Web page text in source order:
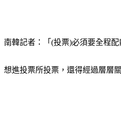
南韓記者：「(投票)必須要全程
想進投票所投票，還得經過層層